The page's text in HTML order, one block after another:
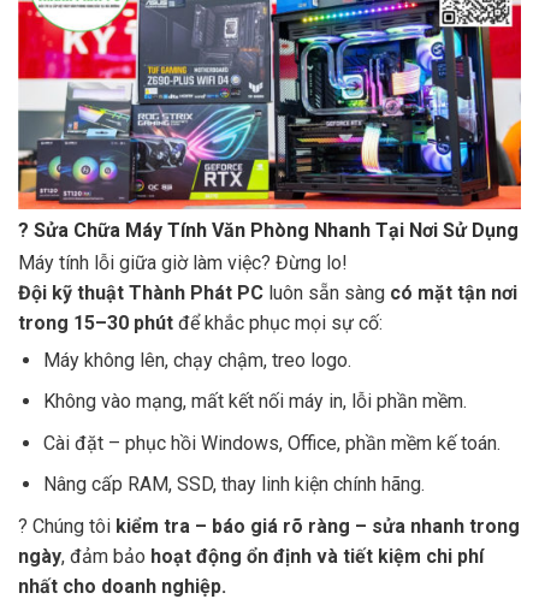
? Sửa Chữa Máy Tính Văn Phòng Nhanh Tại Nơi Sử Dụng
Máy tính lỗi giữa giờ làm việc? Đừng lo!
Đội kỹ thuật Thành Phát PC luôn sẵn sàng có mặt tận nơi
trong 15–30 phút để khắc phục mọi sự cố:
Máy không lên, chạy chậm, treo logo.
Không vào mạng, mất kết nối máy in, lỗi phần mềm.
Cài đặt – phục hồi Windows, Office, phần mềm kế toán.
Nâng cấp RAM, SSD, thay linh kiện chính hãng.
? Chúng tôi kiểm tra – báo giá rõ ràng – sửa nhanh trong
ngày, đảm bảo hoạt động ổn định và tiết kiệm chi phí
nhất cho doanh nghiệp.